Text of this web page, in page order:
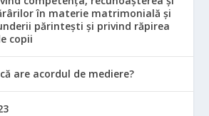
în materie matrimonială și
părintești și privind răpirea
copii
are acordul de mediere?